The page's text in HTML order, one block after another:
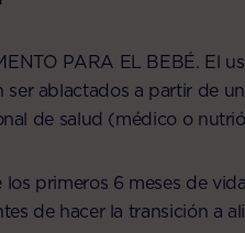
PARA EL BEBÉ. El
ablactados a partir de
de salud (médico o
primeros 6 meses de
de hacer la transición a